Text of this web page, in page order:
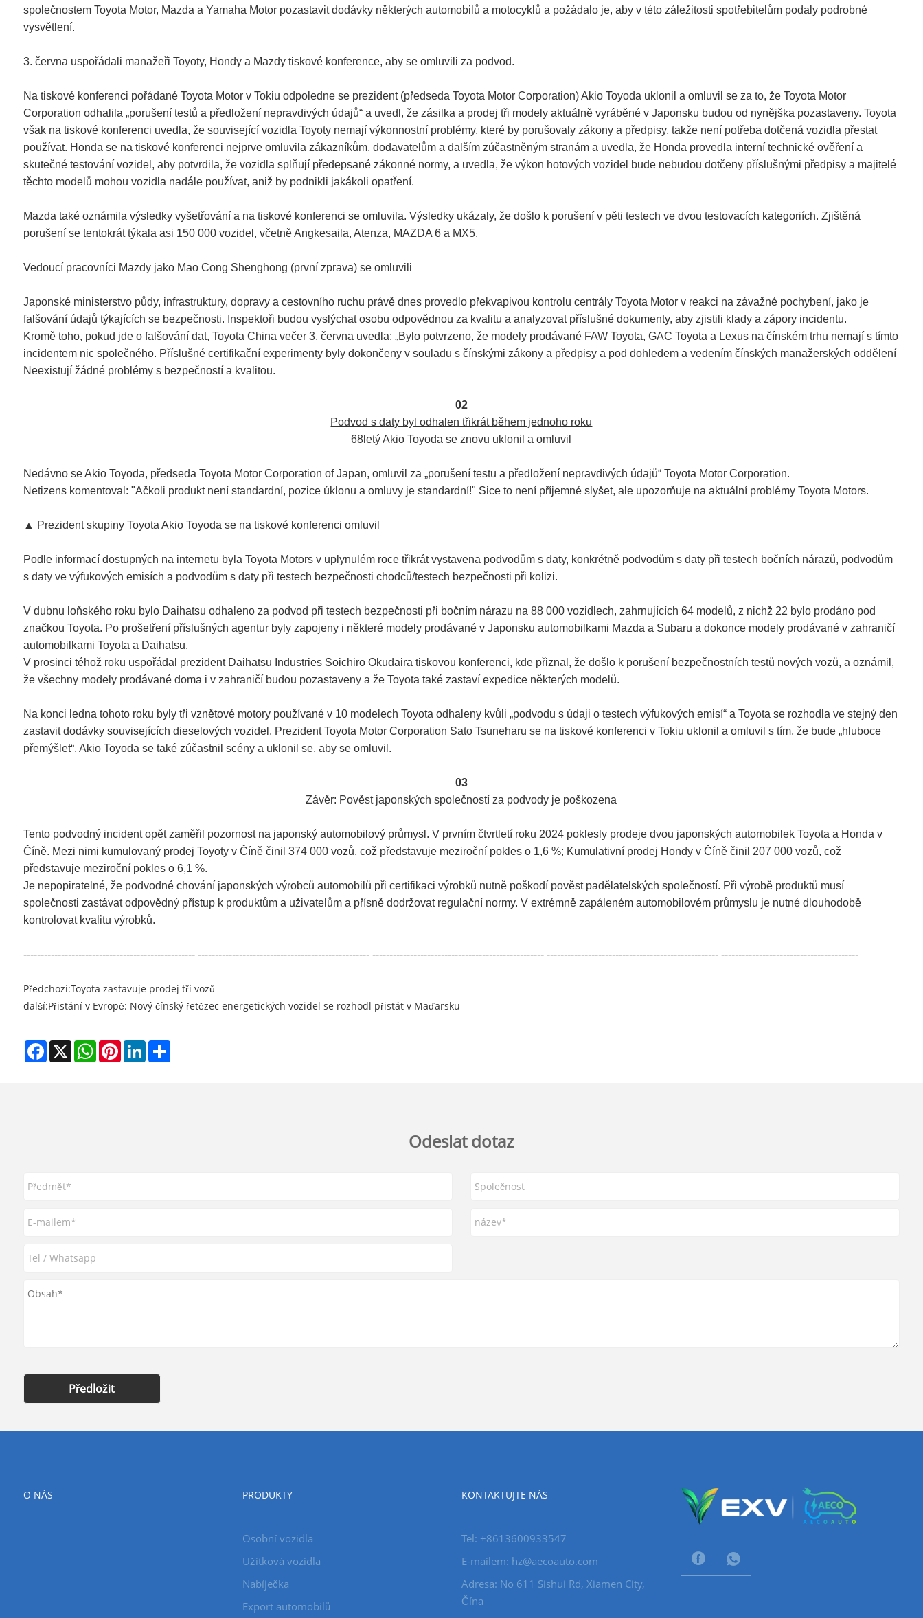
společnostem Toyota Motor, Mazda a Yamaha Motor pozastavit dodávky některých automobilů a motocyklů a požádalo je, aby v této záležitosti spotřebitelům podaly podrobné
vysvětlení.
3. června uspořádali manažeři Toyoty, Hondy a Mazdy tiskové konference, aby se omluvili za podvod.
Na tiskové konferenci pořádané Toyota Motor v Tokiu odpoledne se prezident (předseda Toyota Motor Corporation) Akio Toyoda uklonil a omluvil se za to, že Toyota Motor
Corporation odhalila „porušení testů a předložení nepravdivých údajů“ a uvedl, že zásilka a prodej tři modely aktuálně vyráběné v Japonsku budou od nynějška pozastaveny. Toyota
však na tiskové konferenci uvedla, že související vozidla Toyoty nemají výkonnostní problémy, které by porušovaly zákony a předpisy, takže není potřeba dotčená vozidla přestat
používat. Honda se na tiskové konferenci nejprve omluvila zákazníkům, dodavatelům a dalším zúčastněným stranám a uvedla, že Honda provedla interní technické ověření a
skutečné testování vozidel, aby potvrdila, že vozidla splňují předepsané zákonné normy, a uvedla, že výkon hotových vozidel bude nebudou dotčeny příslušnými předpisy a majitelé
těchto modelů mohou vozidla nadále používat, aniž by podnikli jakákoli opatření.
Mazda také oznámila výsledky vyšetřování a na tiskové konferenci se omluvila. Výsledky ukázaly, že došlo k porušení v pěti testech ve dvou testovacích kategoriích. Zjištěná
porušení se tentokrát týkala asi 150 000 vozidel, včetně Angkesaila, Atenza, MAZDA 6 a MX5.
Vedoucí pracovníci Mazdy jako Mao Cong Shenghong (první zprava) se omluvili
Japonské ministerstvo půdy, infrastruktury, dopravy a cestovního ruchu právě dnes provedlo překvapivou kontrolu centrály Toyota Motor v reakci na závažné pochybení, jako je
falšování údajů týkajících se bezpečnosti. Inspektoři budou vyslýchat osobu odpovědnou za kvalitu a analyzovat příslušné dokumenty, aby zjistili klady a zápory incidentu.
Kromě toho, pokud jde o falšování dat, Toyota China večer 3. června uvedla: „Bylo potvrzeno, že modely prodávané FAW Toyota, GAC Toyota a Lexus na čínském trhu nemají s tímto
incidentem nic společného. Příslušné certifikační experimenty byly dokončeny v souladu s čínskými zákony a předpisy a pod dohledem a vedením čínských manažerských oddělení
Neexistují žádné problémy s bezpečností a kvalitou.
02
Podvod s daty byl odhalen třikrát během jednoho roku
68letý Akio Toyoda se znovu uklonil a omluvil
Nedávno se Akio Toyoda, předseda Toyota Motor Corporation of Japan, omluvil za „porušení testu a předložení nepravdivých údajů“ Toyota Motor Corporation.
Netizens komentoval: "Ačkoli produkt není standardní, pozice úklonu a omluvy je standardní!" Sice to není příjemné slyšet, ale upozorňuje na aktuální problémy Toyota Motors.
▲ Prezident skupiny Toyota Akio Toyoda se na tiskové konferenci omluvil
Podle informací dostupných na internetu byla Toyota Motors v uplynulém roce třikrát vystavena podvodům s daty, konkrétně podvodům s daty při testech bočních nárazů, podvodům
s daty ve výfukových emisích a podvodům s daty při testech bezpečnosti chodců/testech bezpečnosti při kolizi.
V dubnu loňského roku bylo Daihatsu odhaleno za podvod při testech bezpečnosti při bočním nárazu na 88 000 vozidlech, zahrnujících 64 modelů, z nichž 22 bylo prodáno pod
značkou Toyota. Po prošetření příslušných agentur byly zapojeny i některé modely prodávané v Japonsku automobilkami Mazda a Subaru a dokonce modely prodávané v zahraničí
automobilkami Toyota a Daihatsu.
V prosinci téhož roku uspořádal prezident Daihatsu Industries Soichiro Okudaira tiskovou konferenci, kde přiznal, že došlo k porušení bezpečnostních testů nových vozů, a oznámil,
že všechny modely prodávané doma i v zahraničí budou pozastaveny a že Toyota také zastaví expedice některých modelů.
Na konci ledna tohoto roku byly tři vznětové motory používané v 10 modelech Toyota odhaleny kvůli „podvodu s údaji o testech výfukových emisí“ a Toyota se rozhodla ve stejný den
zastavit dodávky souvisejících dieselových vozidel. Prezident Toyota Motor Corporation Sato Tsuneharu se na tiskové konferenci v Tokiu uklonil a omluvil s tím, že bude „hluboce
přemýšlet“. Akio Toyoda se také zúčastnil scény a uklonil se, aby se omluvil.
03
Závěr: Pověst japonských společností za podvody je poškozena
Tento podvodný incident opět zaměřil pozornost na japonský automobilový průmysl. V prvním čtvrtletí roku 2024 poklesly prodeje dvou japonských automobilek Toyota a Honda v
Číně. Mezi nimi kumulovaný prodej Toyoty v Číně činil 374 000 vozů, což představuje meziroční pokles o 1,6 %; Kumulativní prodej Hondy v Číně činil 207 000 vozů, což
představuje meziroční pokles o 6,1 %.
Je nepopiratelné, že podvodné chování japonských výrobců automobilů při certifikaci výrobků nutně poškodí pověst padělatelských společností. Při výrobě produktů musí
společnosti zastávat odpovědný přístup k produktům a uživatelům a přísně dodržovat regulační normy. V extrémně zapáleném automobilovém průmyslu je nutné dlouhodobě
kontrolovat kvalitu výrobků.
-------------------------------------------------- -------------------------------------------------- -------------------------------------------------- -------------------------------------------------- ----------------------------------------
Předchozí:Toyota zastavuje prodej tří vozů
další:Přistání v Evropě: Nový čínský řetězec energetických vozidel se rozhodl přistát v Maďarsku
Facebook
X WhatsAppPinterestLinkedInShare
Odeslat dotaz
Předložit
O NÁS PRODUKTY
Osobní vozidla
Užitková vozidla
Nabíječka
Export automobilů
KONTAKTUJTE NÁS
Tel: +8613600933547
E-mailem: hz@aecoauto.com
Adresa: No 611 Sishui Rd, Xiamen City,
Čína